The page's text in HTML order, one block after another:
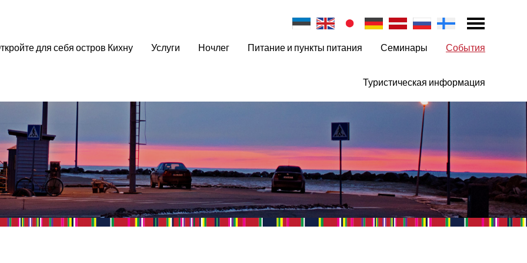
для себя остров Кихну Услуги Ночлег Питание и пункты питания Семинары События
Туристическая информация